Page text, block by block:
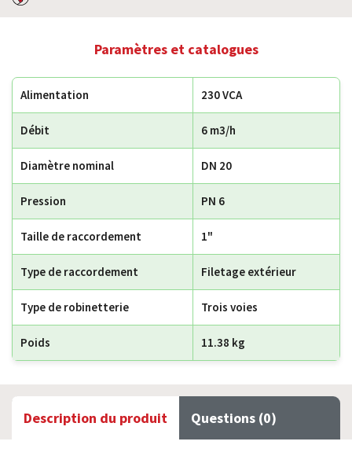
Paramètres et catalogues
Alimentation 230 VCA
Débit 6 m3/h
Diamètre nominal DN 20
Pression PN 6
Taille de raccordement 1"
Type de raccordement Filetage extérieur
Type de robinetterie Trois voies
Poids 11.38 kg
Description du produit Questions (0)